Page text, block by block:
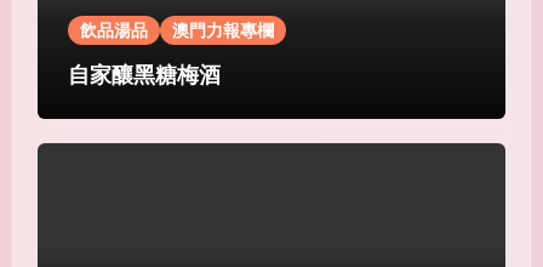
飲品湯品 澳門力報專欄
自家釀黑糖梅酒